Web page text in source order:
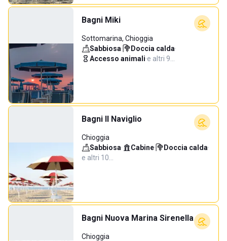
Bagni Miki
Sottomarina, Chioggia
Sabbiosa· Doccia calda·
Accesso animali·e altri 9…
Bagni Il Naviglio
Chioggia
Sabbiosa· Cabine· Doccia calda·
e altri 10…
Bagni Nuova Marina Sirenella
Chioggia